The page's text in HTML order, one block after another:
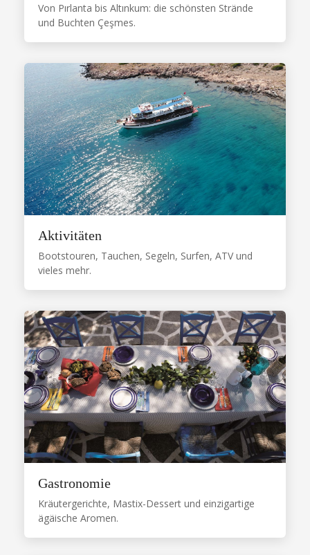
Von Pırlanta bis Altınkum: die schönsten Strände
und Buchten Çeşmes.
Aktivitäten
Bootstouren, Tauchen, Segeln, Surfen, ATV und
vieles mehr.
Gastronomie
Kräutergerichte, Mastix-Dessert und einzigartige
ägäische Aromen.